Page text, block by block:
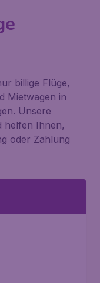
billige Flüge,
Mietwagen in
Unsere
helfen Ihnen,
oder Zahlung